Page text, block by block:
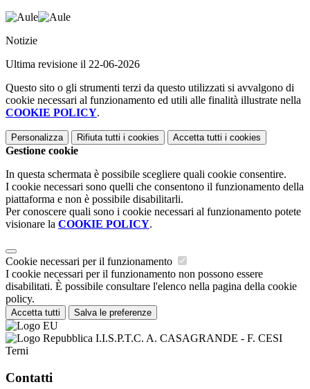
Notizie
Ultima revisione il 22-06-2026
Questo sito o gli strumenti terzi da questo utilizzati si avvalgono di
cookie necessari al funzionamento ed utili alle finalità illustrate nella
COOKIE POLICY.
Personalizza Rifiuta tutti i cookies Accetta tutti i cookies
Gestione cookie
In questa schermata è possibile scegliere quali cookie consentire.
I cookie necessari sono quelli che consentono il funzionamento della
piattaforma e non è possibile disabilitarli.
Per conoscere quali sono i cookie necessari al funzionamento potete
visionare la COOKIE POLICY.
Cookie necessari per il funzionamento
I cookie necessari per il funzionamento non possono essere
disabilitati. È possibile consultare l'elenco nella pagina della cookie
policy.
Accetta tutti Salva le preferenze
I.I.S.P.T.C. A. CASAGRANDE - F. CESI
Terni
Contatti